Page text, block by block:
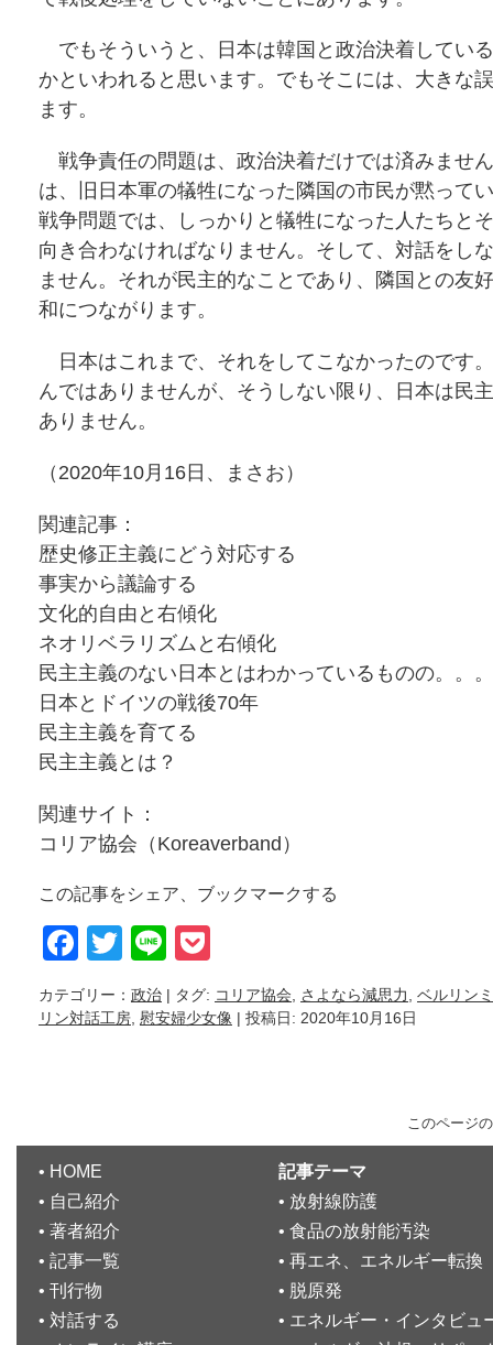
でもそういうと、日本は韓国と政治決着してい
かといわれると思います。でもそこには、大きな
ます。
戦争責任の問題は、政治決着だけでは済みませ
は、旧日本軍の犠牲になった隣国の市民が黙って
戦争問題では、しっかりと犠牲になった人たちと
向き合わなければなりません。そして、対話をし
ません。それが民主的なことであり、隣国との友
和につながります。
日本はこれまで、それをしてこなかったのです
んではありませんが、そうしない限り、日本は民
ありません。
（2020年10月16日、まさお）
関連記事：
歴史修正主義にどう対応する
事実から議論する
文化的自由と右傾化
ネオリベラリズムと右傾化
民主主義のない日本とはわかっているものの。。。
日本とドイツの戦後70年
民主主義を育てる
民主主義とは？
関連サイト：
コリア協会（Koreaverband）
この記事をシェア、ブックマークする
Facebook
Twitter
Line
カテゴリー： 政治 | タグ: コリア協会 さよなら減思力
ベルリン
リン対話工房 慰安婦少女像 | 投稿日: 2020年10月16日
このページ